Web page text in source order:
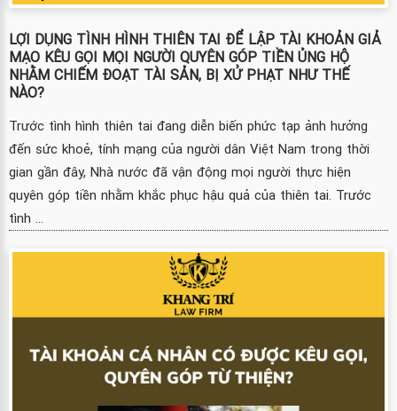
LỢI DỤNG TÌNH HÌNH THIÊN TAI ĐỂ LẬP TÀI KHOẢN GIẢ
MẠO KÊU GỌI MỌI NGƯỜI QUYÊN GÓP TIỀN ỦNG HỘ
NHẰM CHIẾM ĐOẠT TÀI SẢN, BỊ XỬ PHẠT NHƯ THẾ
NÀO?
Trước tình hình thiên tai đang diễn biến phức tạp ảnh hưởng
đến sức khoẻ, tính mạng của người dân Việt Nam trong thời
gian gần đây, Nhà nước đã vận động mọi người thực hiện
quyên góp tiền nhằm khắc phục hậu quả của thiên tai. Trước
tình ...